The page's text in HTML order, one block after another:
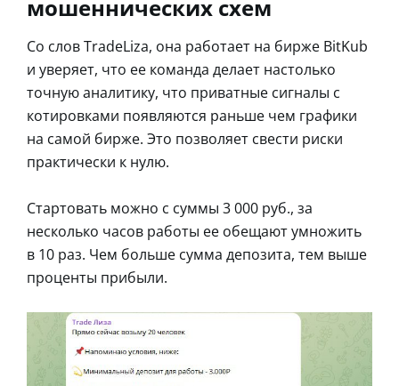
мошеннических схем
Со слов TradeLiza, она работает на бирже BitKub
и уверяет, что ее команда делает настолько
точную аналитику, что приватные сигналы с
котировками появляются раньше чем графики
на самой бирже. Это позволяет свести риски
практически к нулю.
Стартовать можно с суммы 3 000 руб., за
несколько часов работы ее обещают умножить
в 10 раз. Чем больше сумма депозита, тем выше
проценты прибыли.